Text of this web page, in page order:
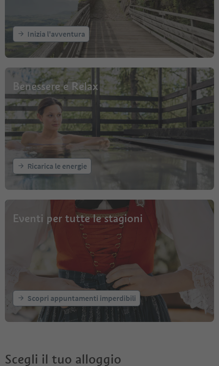
Inizia l'avventura
Benessere e Relax
Ricarica le energie
Eventi per tutte le stagioni
Scopri appuntamenti imperdibili
Scegli il tuo alloggio